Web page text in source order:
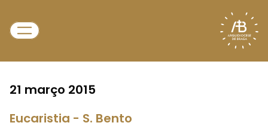
21 março 2015
Eucaristia - S. Bento